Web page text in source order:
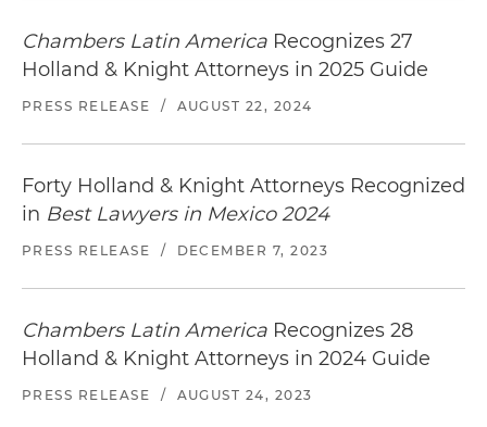
Chambers Latin America Recognizes 27
Holland & Knight Attorneys in 2025 Guide
PRESS RELEASE / AUGUST 22, 2024
Forty Holland & Knight Attorneys Recognized
in Best Lawyers in Mexico 2024
PRESS RELEASE / DECEMBER 7, 2023
Chambers Latin America Recognizes 28
Holland & Knight Attorneys in 2024 Guide
PRESS RELEASE / AUGUST 24, 2023